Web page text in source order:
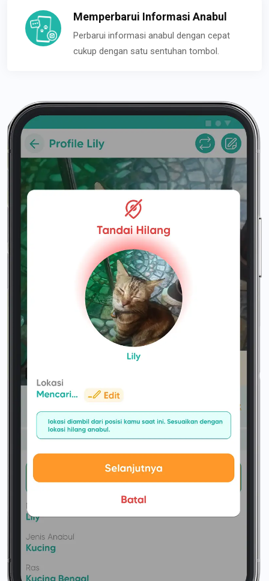
Memperbarui Informasi Anabul
Perbarui informasi anabul dengan cepat
cukup dengan satu sentuhan tombol.